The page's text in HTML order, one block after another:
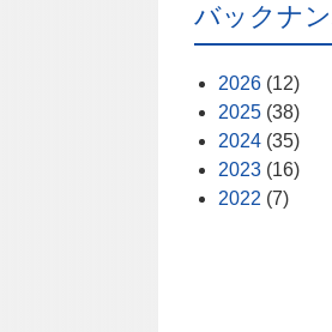
バックナ
2026 (12)
2025 (38)
2024 (35)
2023 (16)
2022 (7)